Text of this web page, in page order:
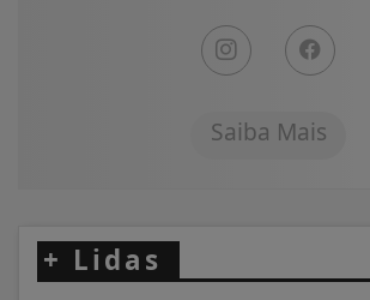
Saiba Mais
+ Lidas